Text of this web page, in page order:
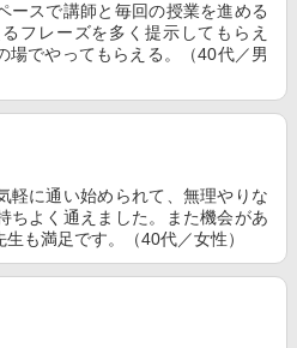
ースで講師と毎回の授業を進める
フレーズを多く提示してもらえ
場でやってもらえる。（40代／男
軽に通い始められて、無理やりな
ちよく通えました。また機会があ
も満足です。（40代／女性）